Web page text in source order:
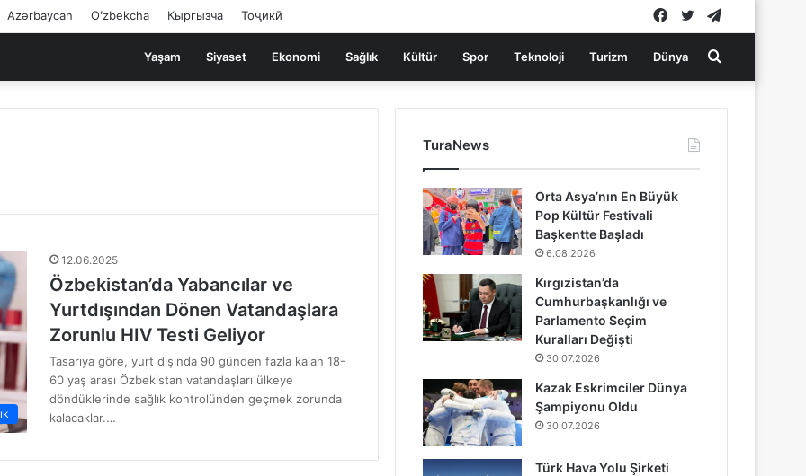
Azərbaycan Oʻzbekcha Кыргызча Тоҷикӣ Twitter
Facebook
Yaşam Siyaset Ekonomi Sağlık Kültür Spor Teknoloji Turizm Dünya Arama
yap
12.06.2025
Özbekistan’da Yabancılar ve
Yurtdışından Dönen Vatandaşlara
Zorunlu HIV Testi Geliyor
Tasarıya göre, yurt dışında 90 günden fazla kalan 18-
60 yaş arası Özbekistan vatandaşları ülkeye
döndüklerinde sağlık kontrolünden geçmek zorunda
kalacaklar.…
TuraNews
Orta Asya’nın En Büyük
Pop Kültür Festivali
Başkentte Başladı
6.08.2026
Kırgızistan’da
Cumhurbaşkanlığı ve
Parlamento Seçim
Kuralları Değişti
30.07.2026
Kazak Eskrimciler Dünya
Şampiyonu Oldu
30.07.2026
Türk Hava Yolu Şirketi